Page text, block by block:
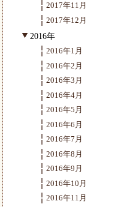
2017年11月
2017年12月
2016年
2016年1月
2016年2月
2016年3月
2016年4月
2016年5月
2016年6月
2016年7月
2016年8月
2016年9月
2016年10月
2016年11月